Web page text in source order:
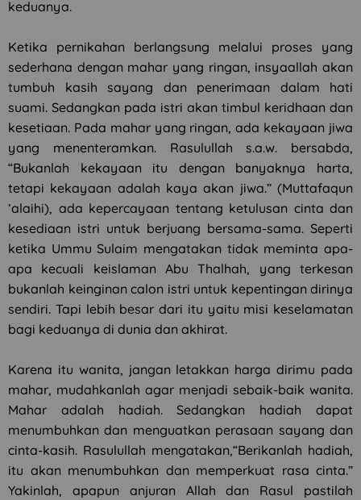
keduanya.
Ketika pernikahan berlangsung melalui proses yang
sederhana dengan mahar yang ringan, insyaallah akan
tumbuh kasih sayang dan penerimaan dalam hati
suami. Sedangkan pada istri akan timbul keridhaan dan
kesetiaan. Pada mahar yang ringan, ada kekayaan jiwa
yang menenteramkan. Rasulullah s.a.w. bersabda,
“Bukanlah kekayaan itu dengan banyaknya harta,
tetapi kekayaan adalah kaya akan jiwa.” (Muttafaqun
’alaihi), ada kepercayaan tentang ketulusan cinta dan
kesediaan istri untuk berjuang bersama-sama. Seperti
ketika Ummu Sulaim mengatakan tidak meminta apa-
apa kecuali keislaman Abu Thalhah, yang terkesan
bukanlah keinginan calon istri untuk kepentingan dirinya
sendiri. Tapi lebih besar dari itu yaitu misi keselamatan
bagi keduanya di dunia dan akhirat.
Karena itu wanita, jangan letakkan harga dirimu pada
mahar, mudahkanlah agar menjadi sebaik-baik wanita.
Mahar adalah hadiah. Sedangkan hadiah dapat
menumbuhkan dan menguatkan perasaan sayang dan
cinta-kasih. Rasulullah mengatakan,“Berikanlah hadiah,
itu akan menumbuhkan dan memperkuat rasa cinta.”
Yakinlah, apapun anjuran Allah dan Rasul pastilah